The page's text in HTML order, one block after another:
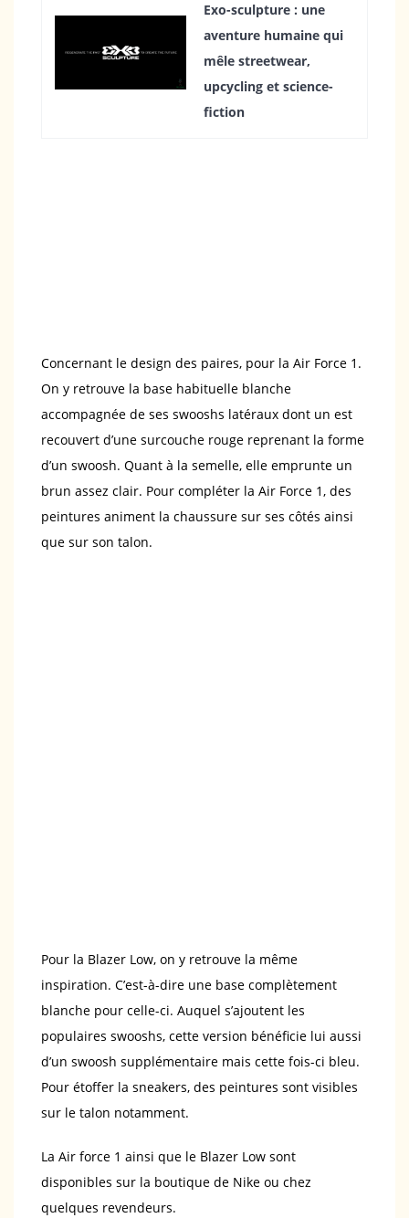
Exo-sculpture : une
aventure humaine qui
mêle streetwear,
upcycling et science-
fiction
Concernant le design des paires, pour la Air Force 1.
On y retrouve la base habituelle blanche
accompagnée de ses swooshs latéraux dont un est
recouvert d’une surcouche rouge reprenant la forme
d’un swoosh. Quant à la semelle, elle emprunte un
brun assez clair. Pour compléter la Air Force 1, des
peintures animent la chaussure sur ses côtés ainsi
que sur son talon.
Pour la Blazer Low, on y retrouve la même
inspiration. C’est-à-dire une base complètement
blanche pour celle-ci. Auquel s’ajoutent les
populaires swooshs, cette version bénéficie lui aussi
d’un swoosh supplémentaire mais cette fois-ci bleu.
Pour étoffer la sneakers, des peintures sont visibles
sur le talon notamment.
La Air force 1 ainsi que le Blazer Low sont
disponibles sur la boutique de Nike ou chez
quelques revendeurs.